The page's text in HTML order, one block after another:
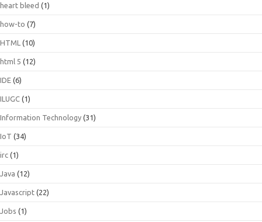
heart bleed (1)
how-to (7)
HTML (10)
html 5 (12)
IDE (6)
ILUGC (1)
Information Technology (31)
IoT (34)
irc (1)
Java (12)
Javascript (22)
Jobs (1)